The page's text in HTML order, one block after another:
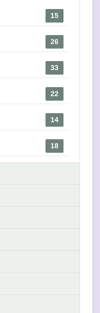
15
26
33
22
14
18